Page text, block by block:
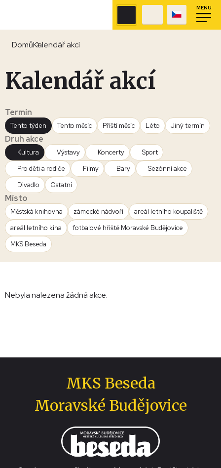
MENU
DomůKalendář akcí
Kalendář akcí
Termín
Tento týden Tento měsíc Příští měsíc Léto Jiný termín
Druh akce
Kultura Výstavy Koncerty
Sport
Pro děti a rodiče
Filmy Bary
Sezónní akce
Divadlo
Ostatní
Místo
Městská knihovna zámecké nádvoří
areál letního koupaliště
areál letního kina
fotbalové hřiště Moravské Budějovice
MKS Beseda
Nebyla nalezena žádná akce.
MKS Beseda
Moravské Budějovice